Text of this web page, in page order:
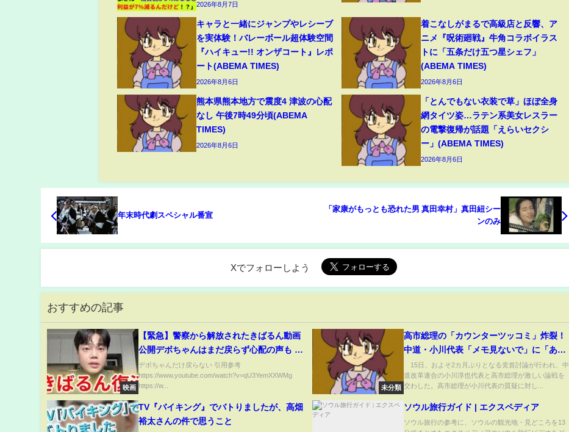
2026年8月7日
キャラと一緒にジャンプやレシーブ
を実体験！バレーボール超体験空間
『ハイキュー!! オンザコート』レポ
ート(ABEMA TIMES)
2026年8月6日
着こなしがまるで高級店と反響、ア
ニメ『呪術廻戦』牛角コラボイラス
トに「五条だけ五つ星シェフ」
(ABEMA TIMES)
2026年8月6日
熊本県熊本地方で震度4 津波の心配
なし 午後7時49分頃(ABEMA
TIMES)
2026年8月6日
「とんでもない衣装で草」ほぼ全身
網タイツ姿…ラテン系美女レスラー
の電撃復帰が話題「えらいセクシ
ー」(ABEMA TIMES)
2026年8月6日
年末時代劇スペシャル番宣
「家康がもっとも恐れた男 真田幸村」真田紐シー
ンのみ
Xでフォローしよう
おすすめの記事
映画
【緊急】警察から解放されたきばるん動画
公開デボちゃんはまだ戻らず心配の声も #
きばるん #デボちゃん #韓国 #中国化 #トッ
ポギ侍
デボちゃんだけ戻らない 引用参考
https://www.youtube.com/watch?v=qU3YemXXWMg
https://w...
未分類
高市総理の「カウンターツッコミ」炸裂！
中道・小川代表「メモ見ないで」に「あな
たもメモ見てる」 ヤジ＆爆笑で党首討論が
白熱(ABEMA TIMES)
15日、およそ2カ月ぶりとなる党首討論が行われ、中
道改革連合の小川淳也代表と高市総理が激しい論戦を
交わした。高市総理が小川代表の質疑に対し...
TV『バイキング』でバトりましたが、高畑
裕太さんの件で思うこと
ソウル旅行ガイド | エクスペディア
ソウル旅行の参考に、ソウルの観光地・見どころを13